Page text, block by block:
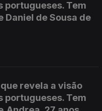
portugueses. Tem
Daniel de Sousa de
revela a visão
portugueses. Tem